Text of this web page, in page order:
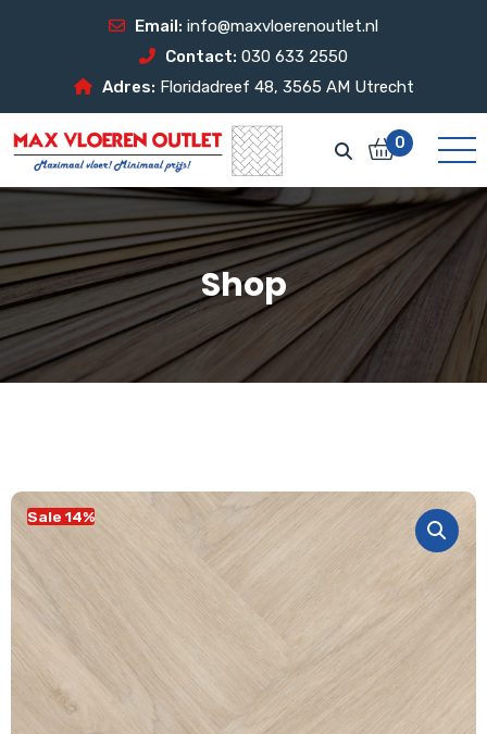
Email: info@maxvloerenoutlet.nl
Contact: 030 633 2550
Adres: Floridadreef 48, 3565 AM Utrecht
0
Shop
Sale 14%